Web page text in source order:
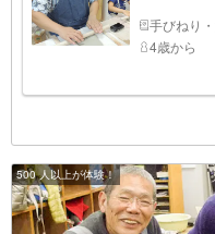
手びねり
4歳から
500 人以上が体験！